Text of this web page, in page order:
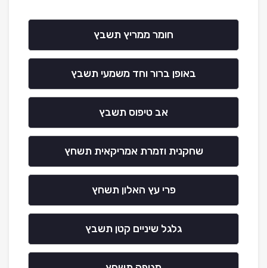
חומר ממריץ תשבץ
באופן ברור וחד משמעי תשבץ
אב טיפוס תשבץ
שחקנית וזמרת אמריקאית תשחץ
פרי עץ האלון תשחץ
גלגל שיניים קטן תשבץ